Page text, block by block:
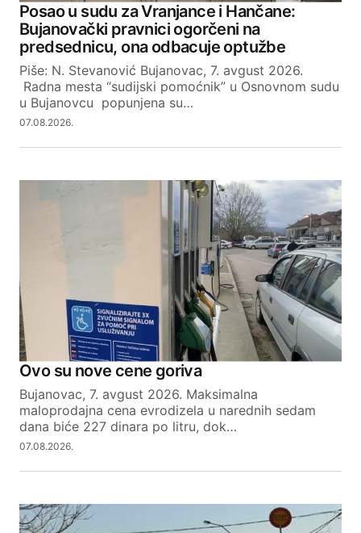
Posao u sudu za Vranjance i Hančane:
Bujanovački pravnici ogorčeni na
predsednicu, ona odbacuje optužbe
Piše: N. Stevanović Bujanovac, 7. avgust 2026.
Radna mesta “sudijski pomoćnik” u Osnovnom sudu
u Bujanovcu popunjena su…
07.08.2026.
Ovo su nove cene goriva
Bujanovac, 7. avgust 2026. Maksimalna
maloprodajna cena evrodizela u narednih sedam
dana biće 227 dinara po litru, dok…
07.08.2026.